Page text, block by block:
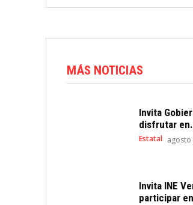
MÁS NOTICIAS
Invita
disfrutar
Estatal agosto
Invita INE
participar